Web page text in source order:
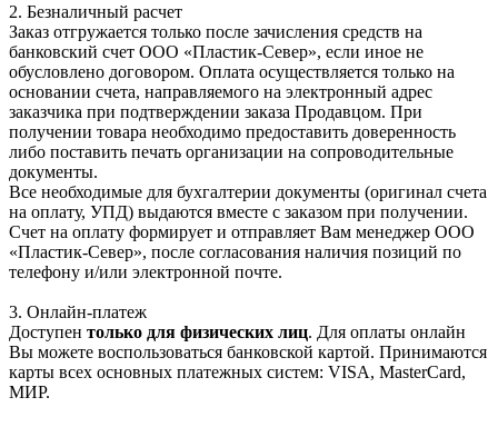
2. Безналичный расчет
Заказ отгружается только после зачисления средств на
банковский счет ООО «Пластик-Север», если иное не
обусловлено договором. Оплата осуществляется только на
основании счета, направляемого на электронный адрес
заказчика при подтверждении заказа Продавцом. При
получении товара необходимо предоставить доверенность
либо поставить печать организации на сопроводительные
документы.
Все необходимые для бухгалтерии документы (оригинал счета
на оплату, УПД) выдаются вместе с заказом при получении.
Счет на оплату формирует и отправляет Вам менеджер ООО
«Пластик-Север», после согласования наличия позиций по
телефону и/или электронной почте.
3. Онлайн-платеж
Доступен только для физических лиц. Для оплаты онлайн
Вы можете воспользоваться банковской картой. Принимаются
карты всех основных платежных систем: VISA, MasterCard,
МИР.